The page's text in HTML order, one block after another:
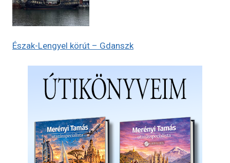
Észak-Lengyel körút – Gdanszk